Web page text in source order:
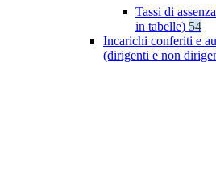
Tassi di
in tabelle) 54
Incarichi conferiti e
(dirigenti e non